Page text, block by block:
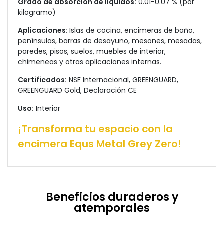
Grado de absorción de líquidos: 0.01-0.07 % (por
kilogramo)
Aplicaciones: Islas de cocina, encimeras de baño,
penínsulas, barras de desayuno, mesones, mesadas,
paredes, pisos, suelos, muebles de interior,
chimeneas y otras aplicaciones internas.
Certificados: NSF Internacional, GREENGUARD,
GREENGUARD Gold, Declaración CE
Uso: Interior
¡Transforma tu espacio con la
encimera Equs Metal Grey Zero!
Beneficios duraderos y
atemporales